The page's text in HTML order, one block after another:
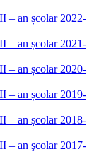
an școlar 2022-
an școlar 2021-
an școlar 2020-
an școlar 2019-
an școlar 2018-
an şcolar 2017-